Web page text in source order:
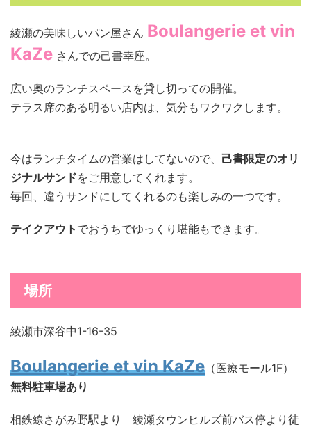
綾瀬の美味しいパン屋さん Boulangerie et vin
KaZe さんでの己書幸座。
広い奥のランチスペースを貸し切っての開催。
テラス席のある明るい店内は、気分もワクワクします。
今はランチタイムの営業はしてないので、 己書限定のオリ
ジナルサンドをご用意してくれます。
毎回、違うサンドにしてくれるのも楽しみの一つです。
テイクアウト でおうちでゆっくり堪能もできます。
場所
綾瀬市深谷中1-16-35
Boulangerie et vin KaZe （医療モール1F）
無料駐車場あり
相鉄線さがみ野駅より 綾瀬タウンヒルズ前バス停より徒